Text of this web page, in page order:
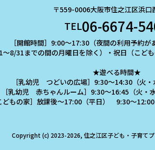
〒559-0006大阪市住之江区浜
TEL06-6674-
［開館時間］9:00～17:30（夜間の利用予約が
～8/31までの間の月曜日を除く）・祝日（こど
★遊べる時間★
［乳幼児 つどいの広場］9:30～14:30（火・
［乳幼児 赤ちゃんルーム］9:30～16:45（火・
どもの家］放課後～17:00（平日） 9:30～12:00
Copyright (c) 2023-2026, 住之江区子ども・子育て